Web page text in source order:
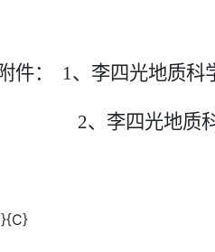
件： 1、李四光地质科
2、李四光地质
{C}